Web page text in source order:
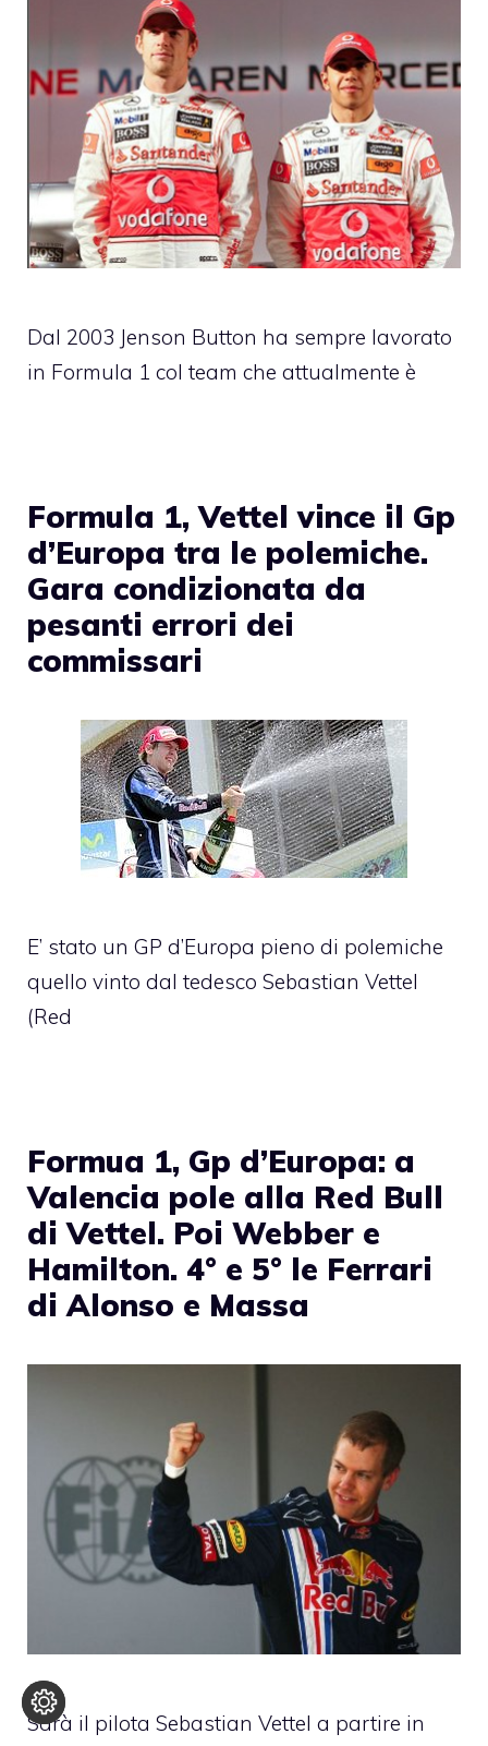
Dal 2003 Jenson Button ha sempre lavorato
in Formula 1 col team che attualmente è
Formula 1, Vettel vince il Gp
d’Europa tra le polemiche.
Gara condizionata da
pesanti errori dei
commissari
E’ stato un GP d’Europa pieno di polemiche
quello vinto dal tedesco Sebastian Vettel
(Red
Formua 1, Gp d’Europa: a
Valencia pole alla Red Bull
di Vettel. Poi Webber e
Hamilton. 4° e 5° le Ferrari
di Alonso e Massa
Sarà il pilota Sebastian Vettel a partire in